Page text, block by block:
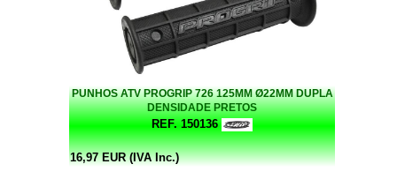
PUNHOS ATV PROGRIP 726 125MM Ø22MM DUPLA
DENSIDADE PRETOS
REF. 150136
16,97 EUR (IVA Inc.)